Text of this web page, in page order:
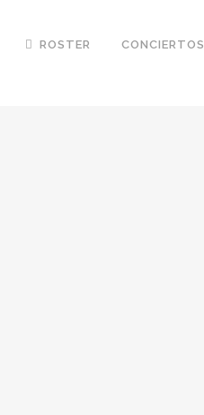
ROSTER CONCIERTOS